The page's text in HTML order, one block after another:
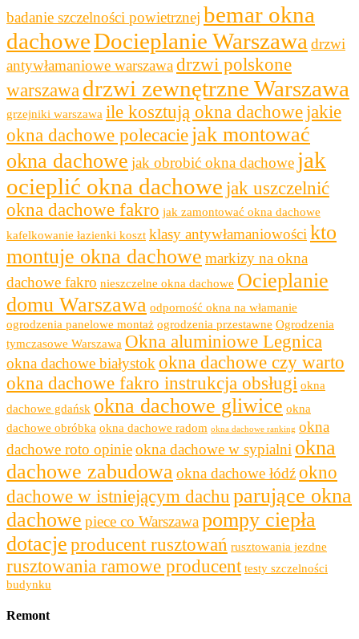
badanie szczelności powietrznej bemar okna
dachoweDocieplanie Warszawa drzwi
antywłamaniowe warszawadrzwi polskone
warszawa drzwi zewnętrzne Warszawa
grzejniki warszawa ile kosztują okna dachowe jakie
okna dachowe polecacie jak montować
okna dachowe jak obrobić okna dachowe jak
ocieplić okna dachowe jak uszczelnić
okna dachowe fakro jak zamontować okna dachowe
kafelkowanie łazienki koszt klasy antywłamaniowości kto
montuje okna dachowe markizy na okna
dachowe fakro nieszczelne okna dachowe Ocieplanie
domu Warszawa odporność okna na włamanie
ogrodzenia panelowe montaż ogrodzenia przestawne Ogrodzenia
tymczasowe Warszawa Okna aluminiowe Legnica
okna dachowe białystok okna dachowe czy warto
okna dachowe fakro instrukcja obsługi okna
dachowe gdańsk okna dachowe gliwice okna
dachowe obróbka okna dachowe radom okna dachowe ranking okna
dachowe roto opinieokna dachowe w sypialni okna
dachowe zabudowa okna dachowe łódźokno
dachowe w istniejącym dachu parujące okna
dachowe piece co Warszawapompy ciepła
dotacje producent rusztowań rusztowania jezdne
rusztowania ramowe producent testy szczelności
budynku
Remont